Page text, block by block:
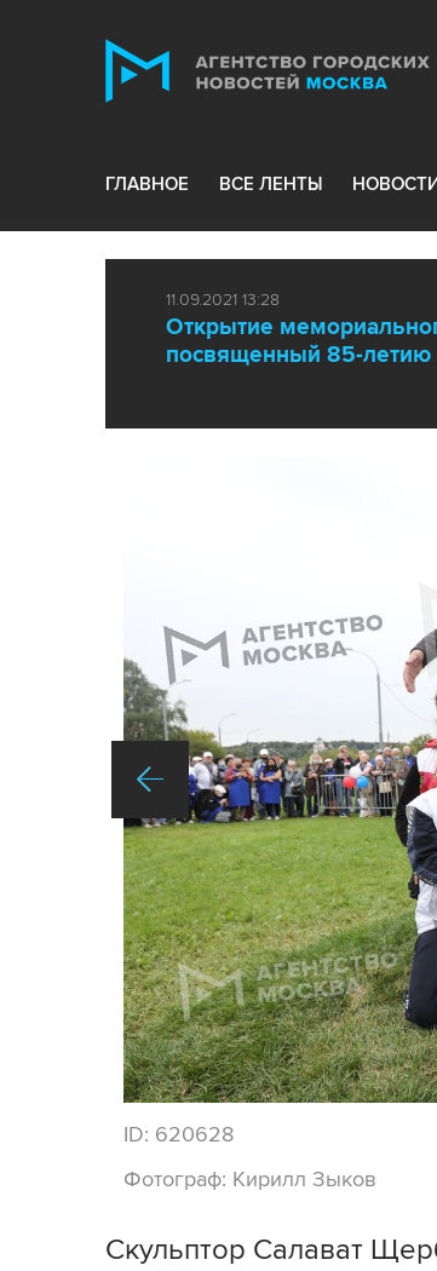
ГЛАВНОЕ ВСЕ ЛЕНТЫ
11.09.2021 13:28
Открытие
посвященный 85-
ID: 620628
Фотограф: Кирилл Зыков
Скульптор Салават